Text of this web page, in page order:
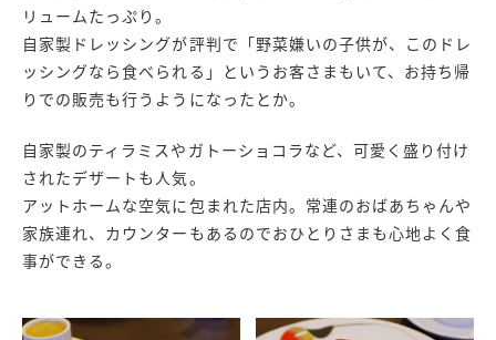
リュームたっぷり。
自家製ドレッシングが評判で「野菜嫌いの子供が、このドレ
ッシングなら食べられる」というお客さまもいて、お持ち帰
りでの販売も行うようになったとか。
自家製のティラミスやガトーショコラなど、可愛く盛り付け
されたデザートも人気。
アットホームな空気に包まれた店内。常連のおばあちゃんや
家族連れ、カウンターもあるのでおひとりさまも心地よく食
事ができる。